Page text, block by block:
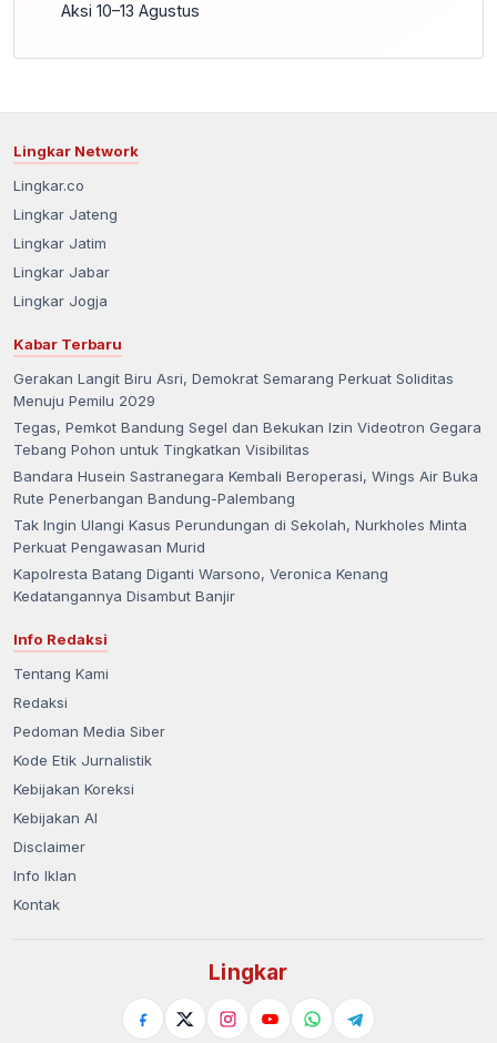
Aksi 10–13 Agustus
Lingkar Network
Lingkar.co
Lingkar Jateng
Lingkar Jatim
Lingkar Jabar
Lingkar Jogja
Kabar Terbaru
Gerakan Langit Biru Asri, Demokrat Semarang Perkuat Soliditas
Menuju Pemilu 2029
Tegas, Pemkot Bandung Segel dan Bekukan Izin Videotron Gegara
Tebang Pohon untuk Tingkatkan Visibilitas
Bandara Husein Sastranegara Kembali Beroperasi, Wings Air Buka
Rute Penerbangan Bandung-Palembang
Tak Ingin Ulangi Kasus Perundungan di Sekolah, Nurkholes Minta
Perkuat Pengawasan Murid
Kapolresta Batang Diganti Warsono, Veronica Kenang
Kedatangannya Disambut Banjir
Info Redaksi
Tentang Kami
Redaksi
Pedoman Media Siber
Kode Etik Jurnalistik
Kebijakan Koreksi
Kebijakan AI
Disclaimer
Info Iklan
Kontak
Lingkar